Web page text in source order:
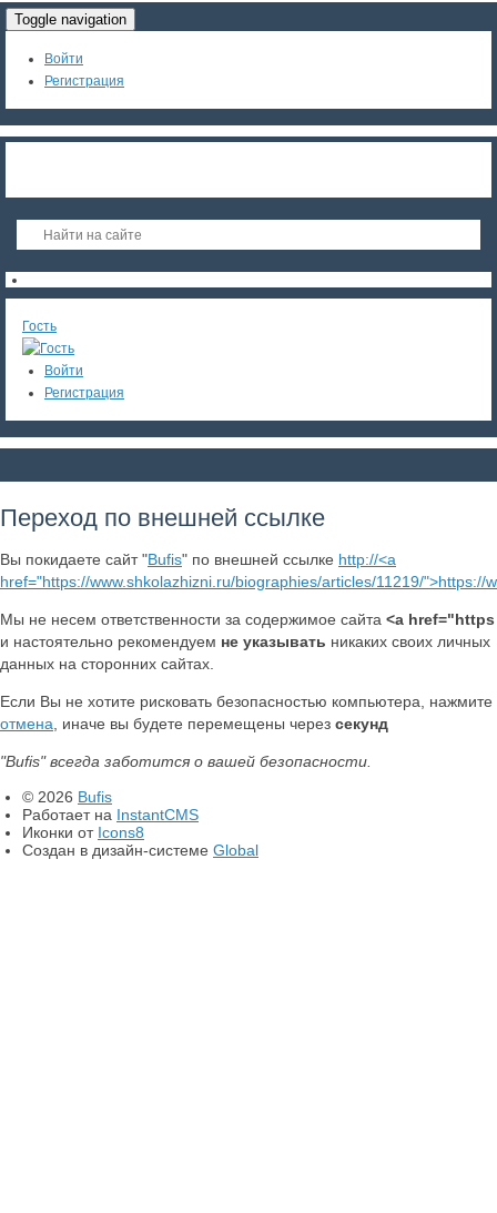
Toggle navigation
Войти
Регистрация
Гость
Войти
Регистрация
Переход по внешней ссылке
Вы покидаете сайт "Bufis" по внешней ссылке http://<a
href="https://www.shkolazhizni.ru/biographies/articles/11219/
Мы не несем ответственности за содержимое сайта <a href="https
и настоятельно рекомендуем не указывать никаких своих личных
данных на сторонних сайтах.
Если Вы не хотите рисковать безопасностью компьютера, нажмите
отмена , иначе вы будете перемещены через секунд
"Bufis" всегда заботится о вашей безопасности.
© 2026 Bufis
Работает на InstantCMS
Иконки от Icons8
Создан в дизайн-системе Global